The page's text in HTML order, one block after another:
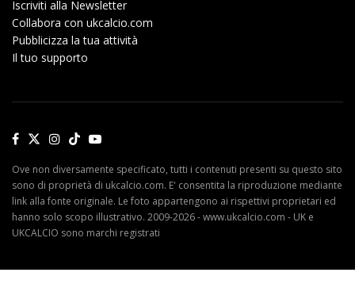
Iscriviti alla Newsletter
Collabora con ukcalcio.com
Pubblicizza la tua attività
Il tuo supporto
Ove non diversamente specificato, tutti i contenuti presenti su questo sito
sono di proprietà di ukcalcio.com. E' consentita la riproduzione mediante
link alla fonte originale. Le foto appartengono ai rispettivi proprietari ed
hanno solo scopo illustrativo. 2009-2026 - www.ukcalcio.com - UK e
UKCALCIO sono marchi registrati